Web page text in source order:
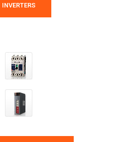
INVERTERS